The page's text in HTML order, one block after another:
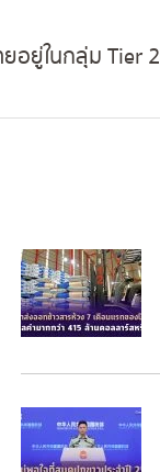
อยู่ในกลุ่ม Tier 2